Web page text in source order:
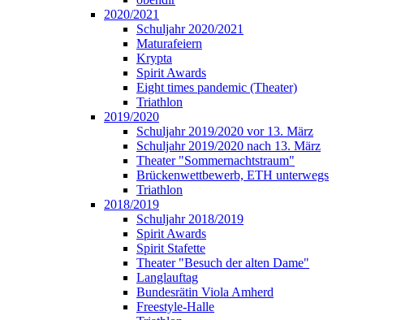
2020/2021
Schuljahr 2020/2021
Maturafeiern
Krypta
Spirit Awards
Eight times pandemic (Theater)
Triathlon
2019/2020
Schuljahr 2019/2020 vor 13. März
Schuljahr 2019/2020 nach 13. März
Theater "Sommernachtstraum"
Brückenwettbewerb, ETH unterwegs
Triathlon
2018/2019
Schuljahr 2018/2019
Spirit Awards
Spirit Stafette
Theater "Besuch der alten Dame"
Langlauftag
Bundesrätin Viola Amherd
Freestyle-Halle